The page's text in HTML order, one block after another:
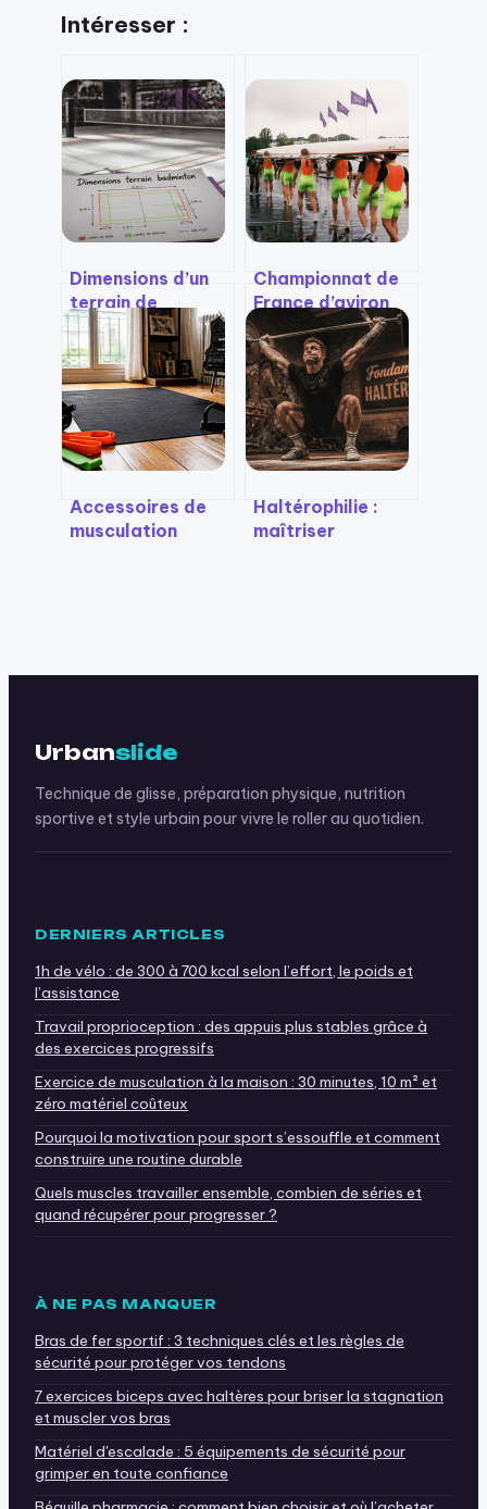
Intéresser :
Dimensions d’un
terrain de
badminton : les 4
cm qui changent
tout
Championnat de
France d’aviron
2025 : des
bassins de Vichy à
l’indoor de
Charléty, le guide
des épreuves et
qualifications
Accessoires de
musculation
Haltérophilie :
maîtriser
Urbanslide
Technique de glisse, préparation physique, nutrition
sportive et style urbain pour vivre le roller au quotidien.
DERNIERS ARTICLES
1h de vélo : de 300 à 700 kcal selon l’effort, le poids et
l’assistance
Travail proprioception : des appuis plus stables grâce à
des exercices progressifs
Exercice de musculation à la maison : 30 minutes, 10 m² et
zéro matériel coûteux
Pourquoi la motivation pour sport s’essouffle et comment
construire une routine durable
Quels muscles travailler ensemble, combien de séries et
quand récupérer pour progresser ?
À NE PAS MANQUER
Bras de fer sportif : 3 techniques clés et les règles de
sécurité pour protéger vos tendons
7 exercices biceps avec haltères pour briser la stagnation
et muscler vos bras
Matériel d'escalade : 5 équipements de sécurité pour
grimper en toute confiance